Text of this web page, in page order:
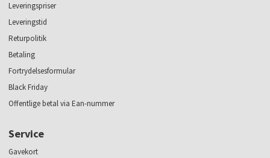
Leveringspriser
Leveringstid
Returpolitik
Betaling
Fortrydelsesformular
Black Friday
Offentlige betal via Ean-nummer
Service
Gavekort